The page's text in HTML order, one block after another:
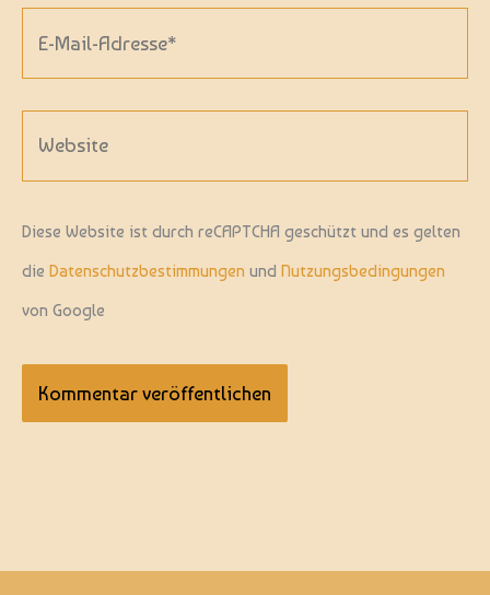
Diese Website ist durch reCAPTCHA geschützt und es gelten
die Datenschutzbestimmungen und Nutzungsbedingungen
von Google